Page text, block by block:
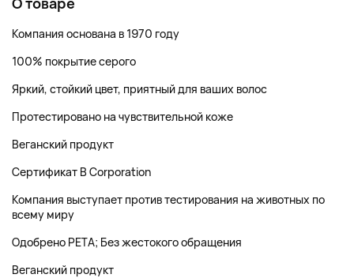
Компания основана в 1970 году
100% покрытие серого
Яркий, стойкий цвет, приятный для ваших волос
Протестировано на чувствительной коже
Веганский продукт
Сертификат B Corporation
Компания выступает против тестирования на животных по
всему миру
Одобрено PETA; Без жестокого обращения
Веганский продукт